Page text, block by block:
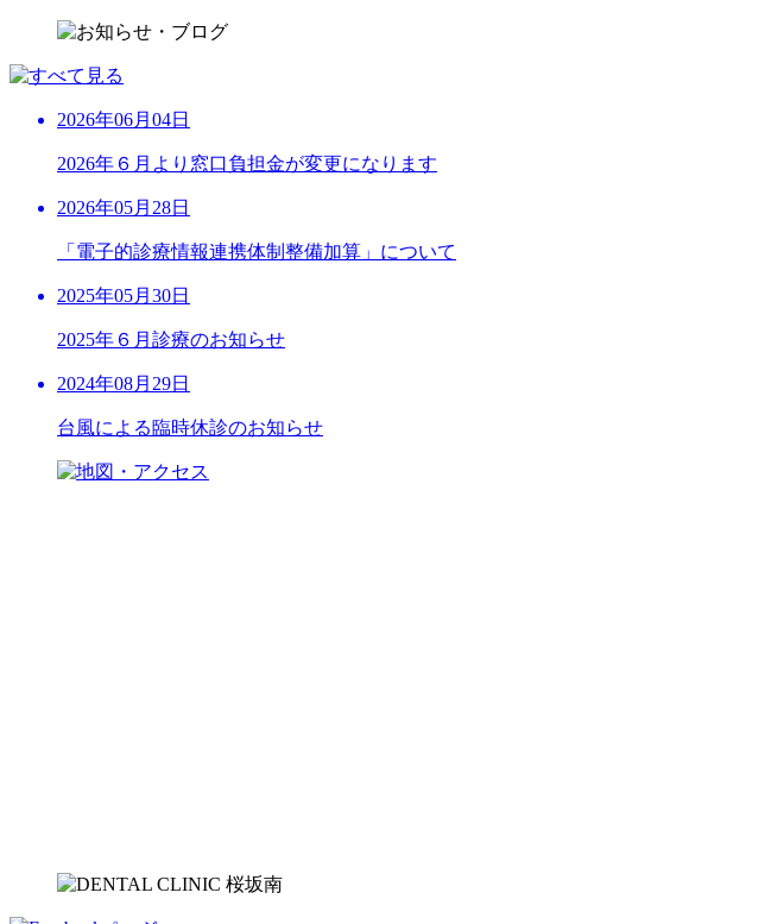
2026年06月04日
2026年６月より窓口負担金が変更になります
2026年05月28日
「電子的診療情報連携体制整備加算」について
2025年05月30日
2025年６月診療のお知らせ
2024年08月29日
台風による臨時休診のお知らせ